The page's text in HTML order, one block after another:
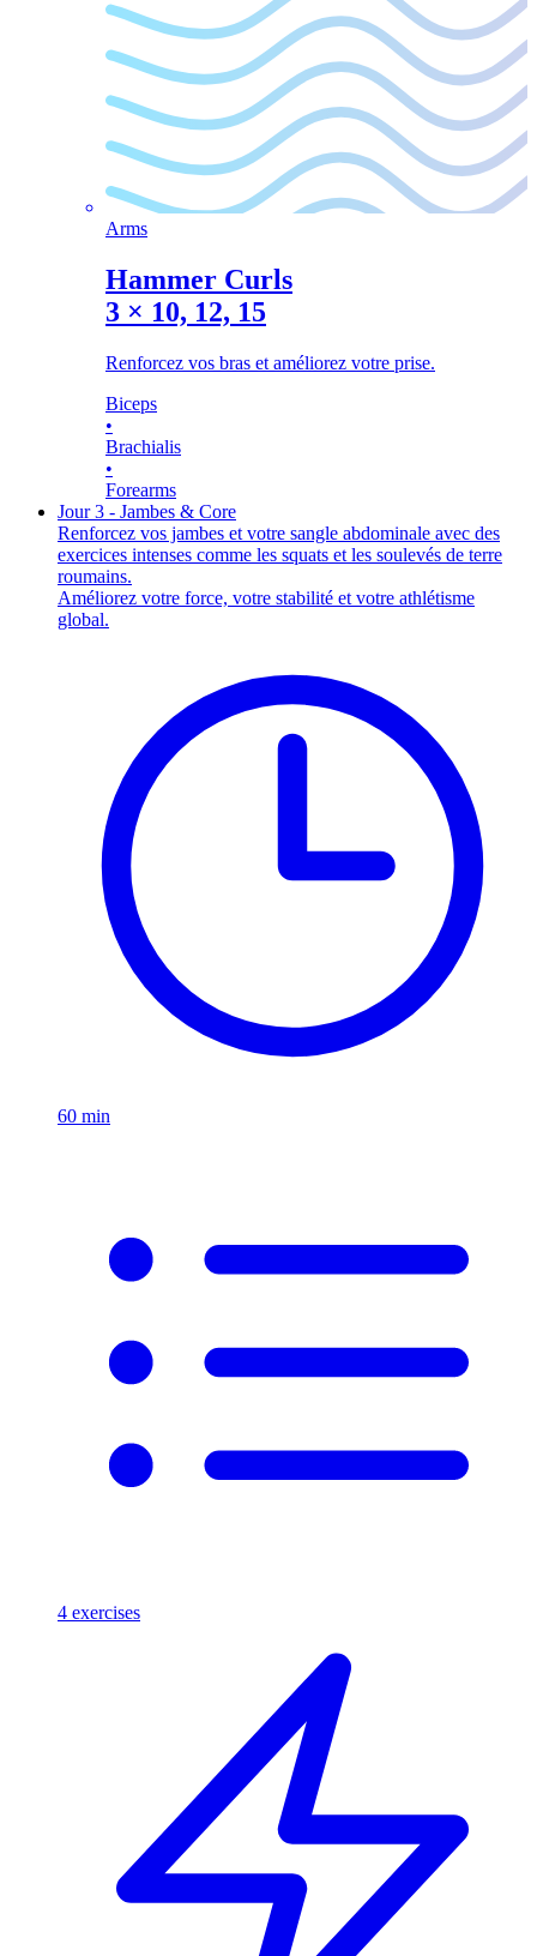
Arms
Hammer Curls
3 × 10, 12, 15
Renforcez vos bras et améliorez votre prise.
Biceps
•
Brachialis
•
Forearms
Jour 3 - Jambes & Core
Renforcez vos jambes et votre sangle abdominale avec des
exercices intenses comme les squats et les soulevés de terre
roumains.
Améliorez votre force, votre stabilité et votre athlétisme
global.
60 min
4 exercises